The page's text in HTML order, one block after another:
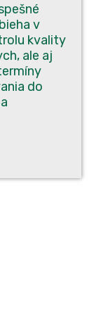
v
kva­li­ty
ale aj
do